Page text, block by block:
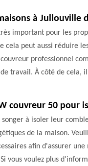
à Jullouville
important pour les
cela peut aussi réduire
professionnel
travail. À côté de cela,
couvreur 50 pour
à isoler leur
de la maison.
afin d'assurer
vous voulez plus